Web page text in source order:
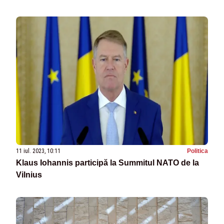
11 iul. 2023, 10:11 Politica
Klaus Iohannis participă la Summitul NATO de la
Vilnius